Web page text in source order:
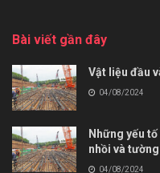
Bài viết gần đây
Vật liệu đầu
04/08/2024
Những yếu
nhồi và
04/08/2024